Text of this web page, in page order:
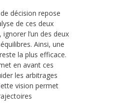
décision repose
de ces deux
l’un des deux
Ainsi, une
la plus efficace.
en avant ces
les arbitrages
vision permet